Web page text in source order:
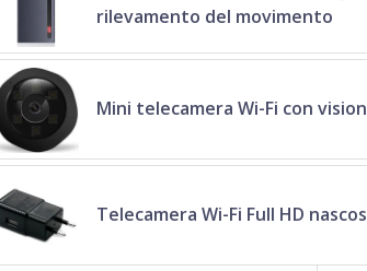
rilevamento del movimento
Mini telecamera Wi-Fi con
Telecamera Wi-Fi Full HD